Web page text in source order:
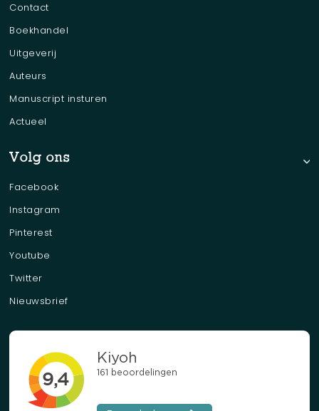
Contact
Boekhandel
Uitgeverij
Auteurs
Manuscript insturen
Actueel
Volg ons
Facebook
Instagram
Pinterest
Youtube
Twitter
Nieuwsbrief